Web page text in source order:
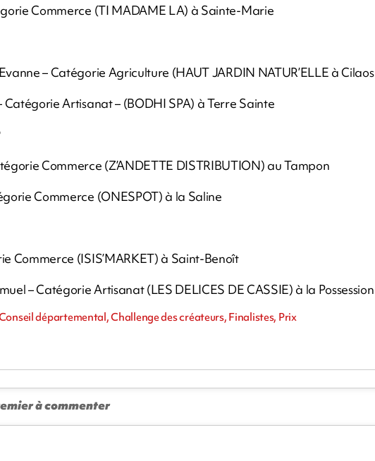
Commerce (TI MADAME LA) à Sainte-Marie
– Catégorie Agriculture (HAUT JARDIN NATUR’ELLE à Cilaos
Artisanat – (BODHI SPA) à Terre Sainte
Commerce (Z’ANDETTE DISTRIBUTION) au Tampon
Commerce (ONESPOT) à la Saline
Commerce (ISIS’MARKET) à Saint-Benoît
– Catégorie Artisanat (LES DELICES DE CASSIE) à la Possession
départemental, Challenge des créateurs, Finalistes, Prix